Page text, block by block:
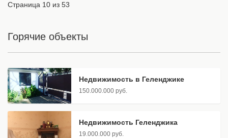
Страница 10 из 53
Горячие объекты
Недвижимость в Геленджике
150.000.000 руб.
Недвижимость Геленджика
19.000.000 руб.